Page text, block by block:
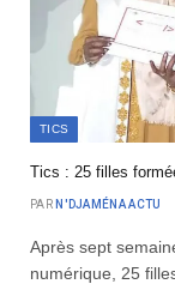
TICS
Tics : 25 filles
PAR N'DJAMÉNA ACTU
Après sept
numérique, 25